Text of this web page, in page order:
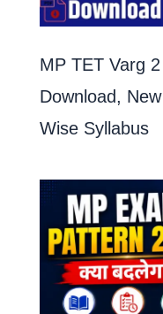
MP TET Varg
Download,
Wise Syllabus